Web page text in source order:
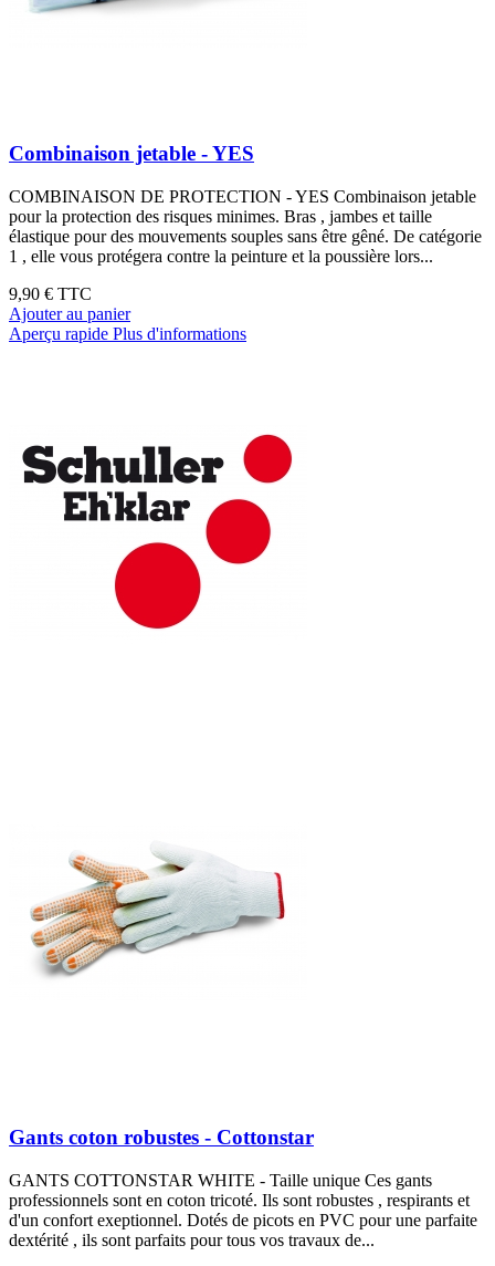
Combinaison jetable - YES
COMBINAISON DE PROTECTION - YES Combinaison jetable
pour la protection des risques minimes. Bras , jambes et taille
élastique pour des mouvements souples sans être gêné. De catégorie
1 , elle vous protégera contre la peinture et la poussière lors...
9,90 € TTC
Ajouter au panier
Aperçu rapide Plus d'informations
Gants coton robustes - Cottonstar
GANTS COTTONSTAR WHITE - Taille unique Ces gants
professionnels sont en coton tricoté. Ils sont robustes , respirants et
d'un confort exeptionnel. Dotés de picots en PVC pour une parfaite
dextérité , ils sont parfaits pour tous vos travaux de...